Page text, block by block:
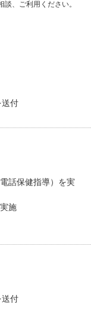
、ご利用ください。
送付
話保健指導）を実
施
送付